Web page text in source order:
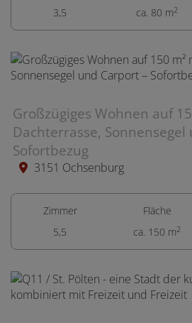
3,5
ca. 80 m2
Großzügiges Wohnen auf
Dachterrasse,
Sofortbezug
3151 Ochsenburg
Zimmer
5,5
Fläche
ca. 150 m2